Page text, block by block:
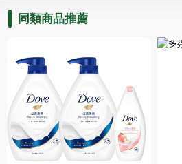
同類商品推薦